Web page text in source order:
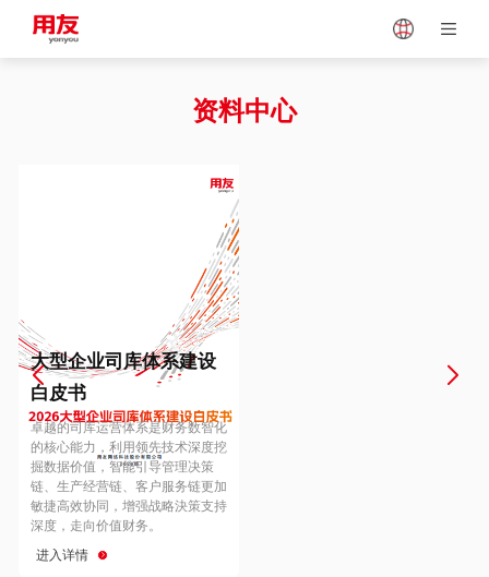
Vietnam
Europe
Hungary
Hong Kong
资料中心
大型企业司库体系建设
白皮书
卓越的司库运营体系是财务数智化
的核心能力，利用领先技术深度挖
掘数据价值，智能引导管理决策
链、生产经营链、客户服务链更加
敏捷高效协同，增强战略決策支持
深度，走向价值财务。
进入详情